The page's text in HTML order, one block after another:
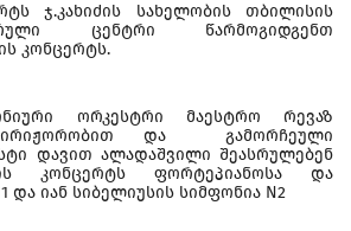
ჯ.კახიძის სახელობის თბილისის
ცენტრი წარმოგიდგენთ
კონცერტს.
ორკესტრი მაესტრო რევაზ
და გამორჩეული
დავით ალადაშვილი შეასრულებენ
კონცერტს ფორტეპიანოსა და
და იან სიბელიუსის სიმფონია N2